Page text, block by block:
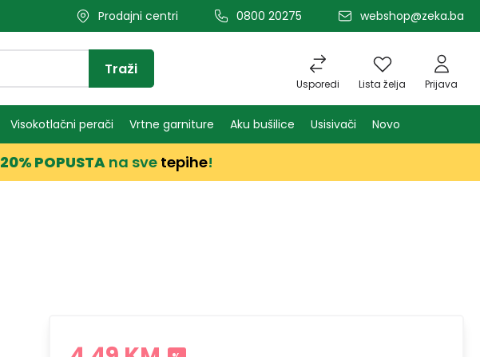
Prodajni centri 0800 20275 webshop@zeka.ba
Usporedi Lista želja Prijava
Traži
Visokotlačni perači Vrtne garniture Aku bušilice Usisivači Novo
20% POPUSTA na sve tepihe!